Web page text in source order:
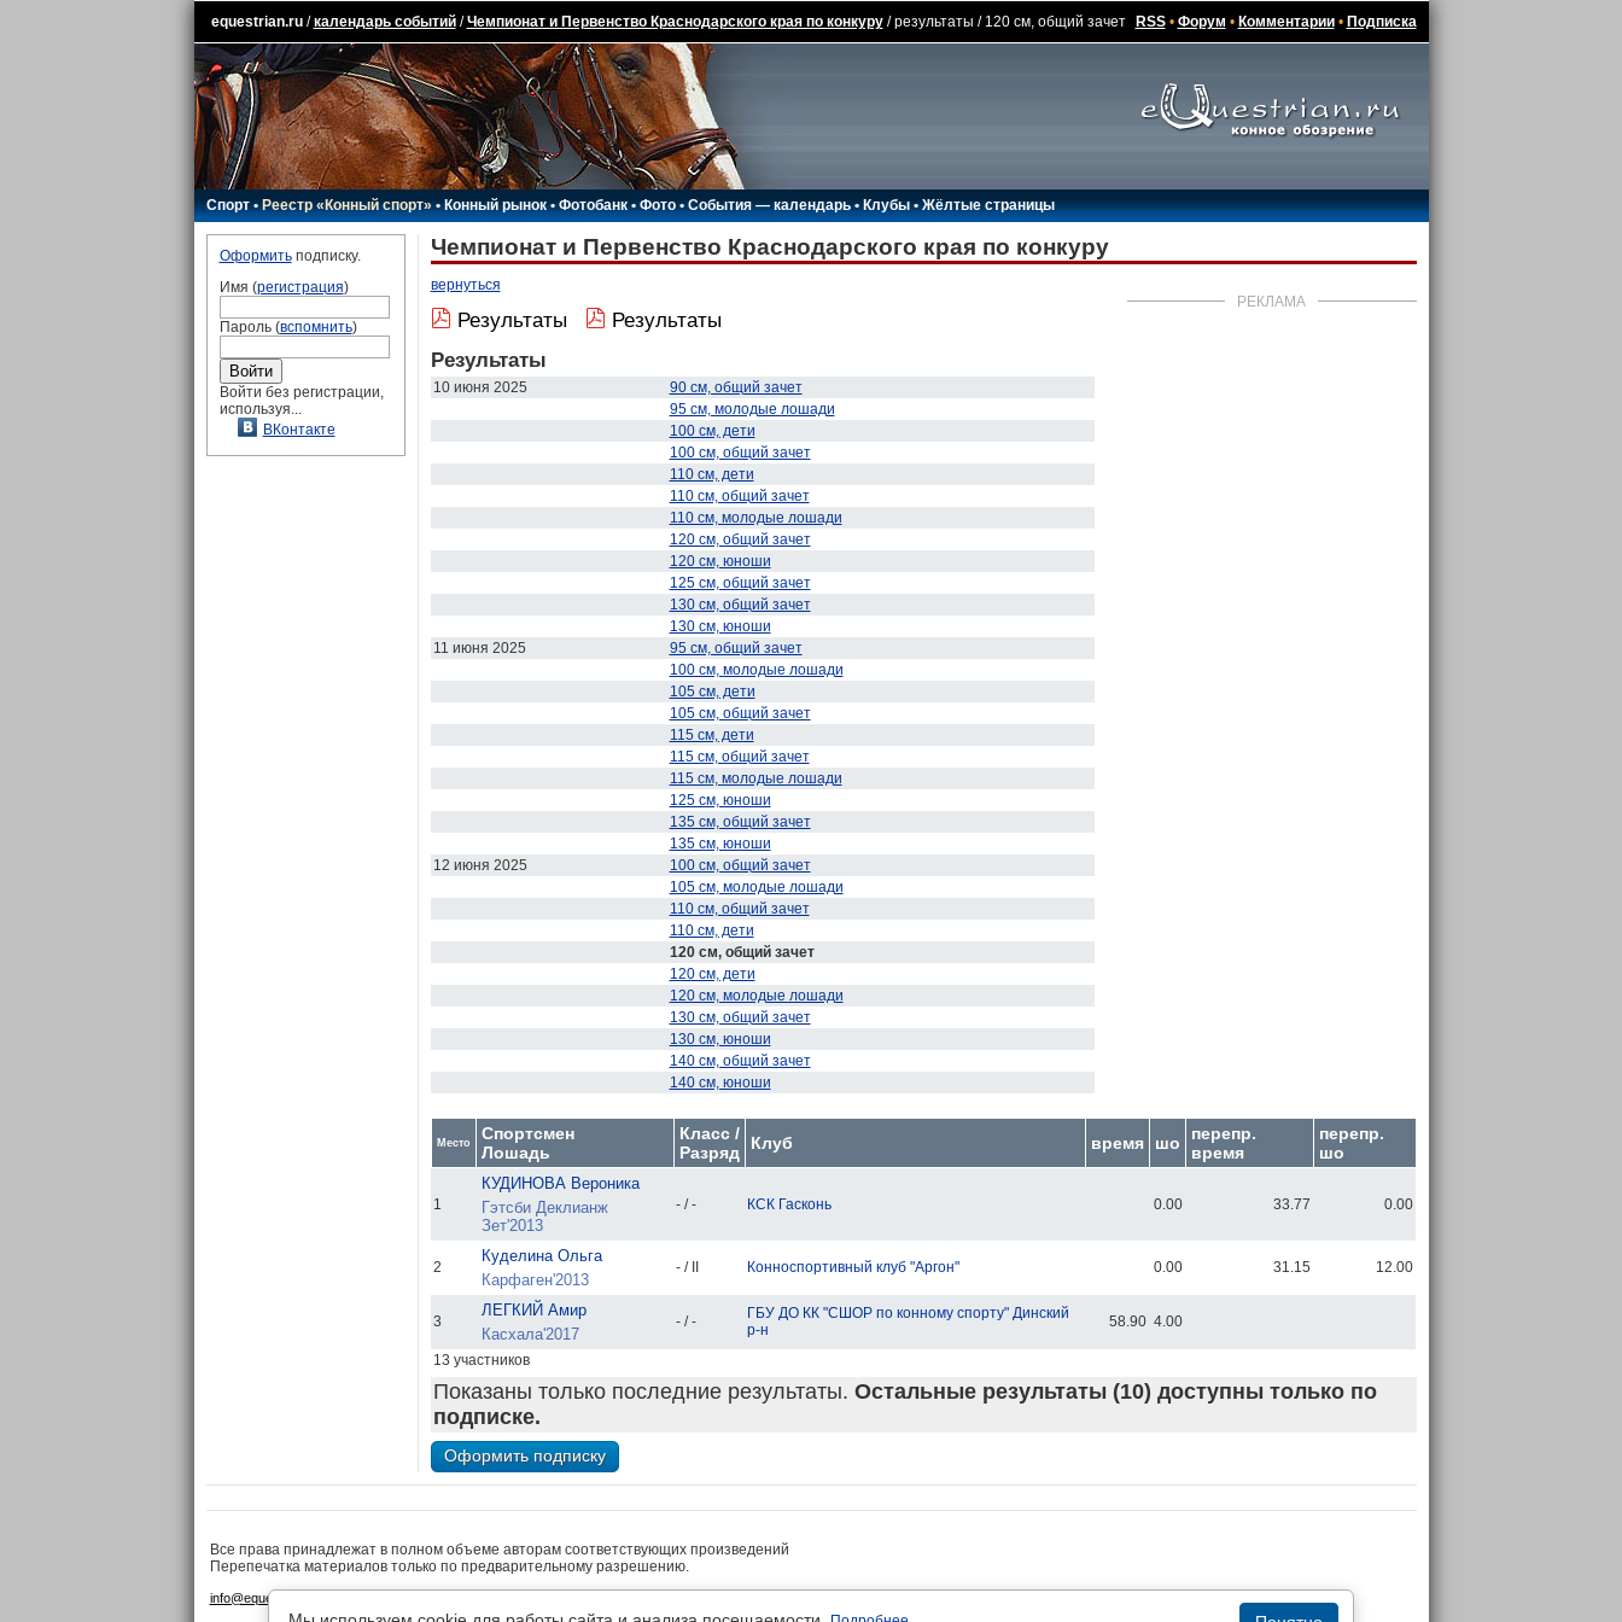
equestrian.ru/календарь событий/Чемпионат и Первенство Краснодарского края по конкуру/ результаты / 120 см, общий зачет RSS• Форум • Комментарии• Подписка
Спорт•Реестр «Конный спорт»•Конный рынок•Фотобанк •Фото•События — календарь•Клубы •Жёлтые страницы
Оформитьподписку.
Имя (регистрация)
Пароль (вспомнить)
Войти без регистрации,
используя...
ВКонтакте
Чемпионат и Первенство Краснодарского края по конкуру
вернуться
РЕКЛАМА
Результаты Результаты
Результаты
10 июня 2025
90 см, общий зачет
95 см, молодые лошади
100 см, дети
100 см, общий зачет
110 см, дети
110 см, общий зачет
110 см, молодые лошади
120 см, общий зачет
120 см, юноши
125 см, общий зачет
130 см, общий зачет
130 см, юноши
11 июня 2025
95 см, общий зачет
100 см, молодые лошади
105 см, дети
105 см, общий зачет
115 см, дети
115 см, общий зачет
115 см, молодые лошади
125 см, юноши
135 см, общий зачет
135 см, юноши
12 июня 2025
100 см, общий зачет
105 см, молодые лошади
110 см, общий зачет
110 см, дети
120 см, общий зачет
120 см, дети
120 см, молодые лошади
130 см, общий зачет
130 см, юноши
140 см, общий зачет
140 см, юноши
Место
Спортсмен
Лошадь
Класс /
Разряд
Клуб время шо
перепр.
время
перепр.
шо
1
КУДИНОВА Вероника
Гэтсби Деклианж
Зет'2013
- / - КСК Гасконь 0.00 33.77 0.00
2
Куделина Ольга
Карфаген'2013
- / II Конноспортивный клуб "Аргон" 0.00 31.15 12.00
3
ЛЕГКИЙ Амир
Касхала'2017
- / -
ГБУ ДО КК "СШОР по конному спорту" Динский
р-н
58.90 4.00
13 участников
Показаны только последние результаты. Остальные результаты (10) доступны только по
подписке.
Все права принадлежат в полном объеме авторам соответствующих произведений
Перепечатка материалов только по предварительному разрешению.
info@equestrian.ru